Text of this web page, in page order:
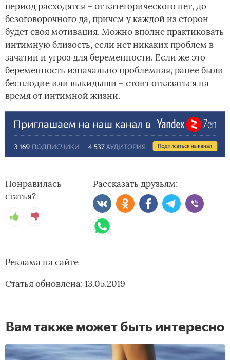
период расходятся – от категорического нет, до
безоговорочного да, причем у каждой из сторон
будет своя мотивация. Можно вполне практиковать
интимную близость, если нет никаких проблем в
зачатии и угроз для беременности. Если же это
беременность изначально проблемная, ранее были
бесплодие или выкидыши – стоит отказаться на
время от интимной жизни.
Понравилась
статья?
Рассказать друзьям:
Реклама на сайте
Статья обновлена: 13.05.2019
Вам также может быть интересно